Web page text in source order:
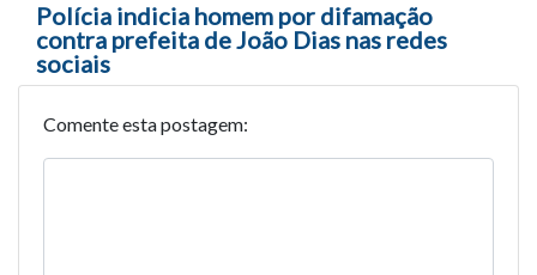
Polícia indicia homem por difamação
contra prefeita de João Dias nas redes
sociais
Comente esta postagem: